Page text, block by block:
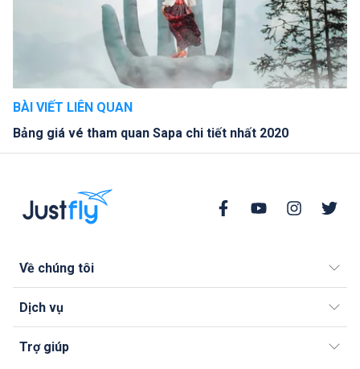
BÀI VIẾT LIÊN QUAN
Bảng giá vé tham quan Sapa chi tiết nhất 2020
Về chúng tôi
Dịch vụ
Trợ giúp